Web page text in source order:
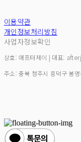
이용약관
개인정보처리방침
사업자정보확인
상호: 애프터제이 | 대표:
주소: 충북 청주시 흥덕구 봉